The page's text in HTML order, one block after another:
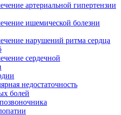
артериальной гипертензии
ишемической болезни
нарушений ритма сердца
сердечной
недостаточность
болей